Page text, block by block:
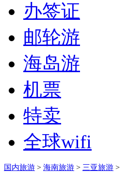
办签证
邮轮游
海岛游
机票
特卖
全球wifi
国内旅游 > 海南旅游 > 三亚旅游 >